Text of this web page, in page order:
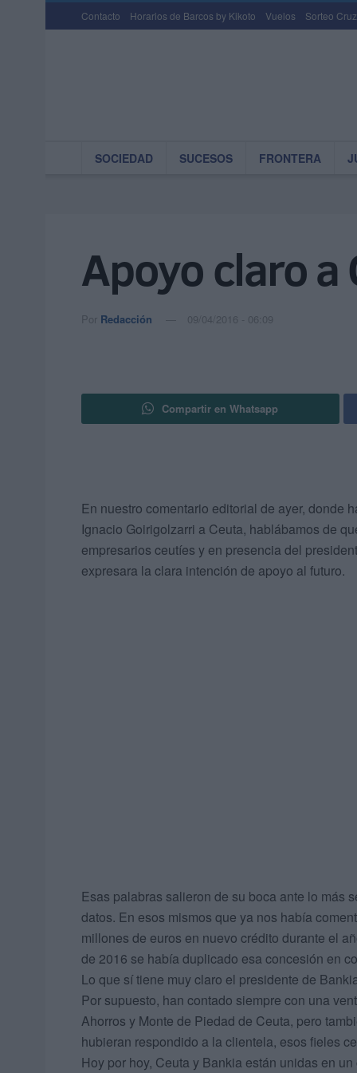
Contacto Horarios de Barcos by Kikoto Vuelos Sorteo
SOCIEDAD SUCESOS FRONTERA
Apoyo claro a
Por Redacción 09/04/2016 - 06:09
Compartir en Whatsapp
En nuestro comentario editorial de ayer, donde
Ignacio Goirigolzarri a Ceuta, hablábamos de
empresarios ceutíes y en presencia del
expresara la clara intención de apoyo al futuro.
Esas palabras salieron de su boca ante lo más
datos. En esos mismos que ya nos había
millones de euros en nuevo crédito durante el
de 2016 se había duplicado esa concesión en
Lo que sí tiene muy claro el presidente de
Por supuesto, han contado siempre con una
Ahorros y Monte de Piedad de Ceuta, pero
hubieran respondido a la clientela, esos fieles
Hoy por hoy, Ceuta y Bankia están unidas en